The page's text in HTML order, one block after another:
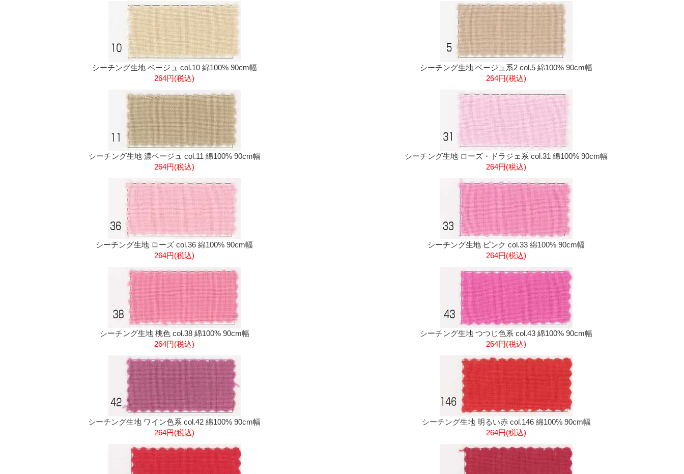
シーチング生地 ベージュ col.10 綿100% 90cm幅
264円(税込)
シーチング生地 ベージュ系2 col.5 綿100% 90cm幅
264円(税込)
シーチング生地 濃ベージュ col.11 綿100% 90cm幅
264円(税込)
シーチング生地 ローズ・ドラジェ系 col.31 綿100% 90cm幅
264円(税込)
シーチング生地 ローズ col.36 綿100% 90cm幅
264円(税込)
シーチング生地 ピンク col.33 綿100% 90cm幅
264円(税込)
シーチング生地 桃色 col.38 綿100% 90cm幅
264円(税込)
シーチング生地 つつじ色系 col.43 綿100% 90cm幅
264円(税込)
シーチング生地 ワイン色系 col.42 綿100% 90cm幅
264円(税込)
シーチング生地 明るい赤 col.146 綿100% 90cm幅
264円(税込)